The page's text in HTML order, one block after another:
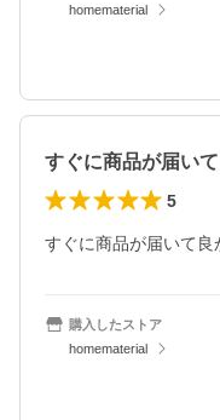
homematerial
すぐに商品が届いて
5
すぐに商品が届いて良
購入したストア
homematerial